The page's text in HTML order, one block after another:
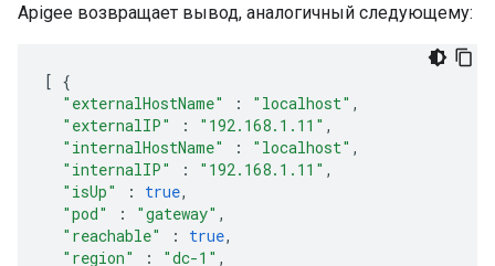
Apigee возвращает вывод, аналогичный следующему:
[ {
"externalHostName"
: "localhost" ,
"externalIP"
: "192.168.1.11" ,
"internalHostName"
: "localhost" ,
"internalIP"
: "192.168.1.11" ,
"isUp"
: true,
"pod"
: "gateway" ,
"reachable"
: true,
"region"
: "dc-1" ,